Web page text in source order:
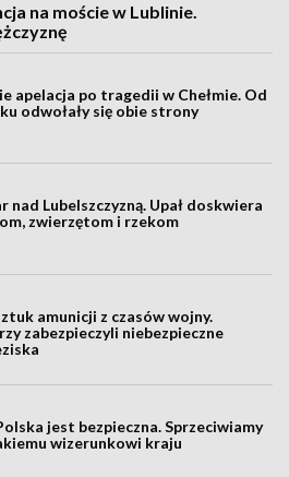
na moście w Lublinie.
apelacja po tragedii w Chełmie. Od
odwołały się obie strony
nad Lubelszczyzną. Upał doskwiera
zwierzętom i rzekom
amunicji z czasów wojny.
zabezpieczyli niebezpieczne
jest bezpieczna. Sprzeciwiamy
wizerunkowi kraju